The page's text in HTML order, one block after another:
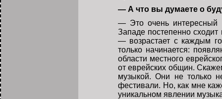
— А что вы думаете о
— Это очень интересный
Западе постепенно
— возрастает с каждым
только начинается:
области местного
от еврейских общин.
музыкой. Они не только
фестивали. Но, как мне
уникальном явлении